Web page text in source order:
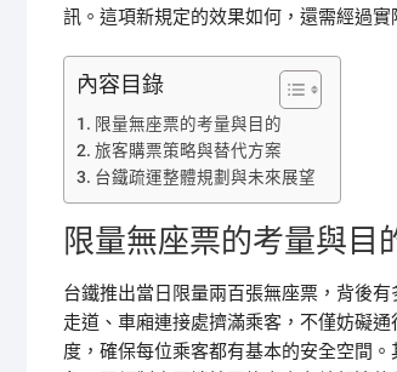
訊。這項新規定的效果如何，還需經過
內容目錄
限量無座票的考量與目的
旅客購票策略與替代方案
台鐵疏運整體規劃與未來展望
限量無座票的考量與目
台鐵推出當日限量兩百張無座票，背後
走道、車廂連接處擠滿乘客，不僅妨礙
度，確保每位乘客都有基本的安全空間